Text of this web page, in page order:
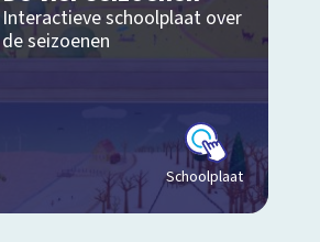
Interactieve schoolplaat over
de seizoenen
Schoolplaat